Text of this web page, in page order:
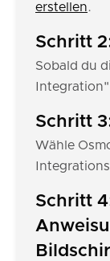
erstellen.
Schritt
Sobald du
Schritt
Wähle
Schritt